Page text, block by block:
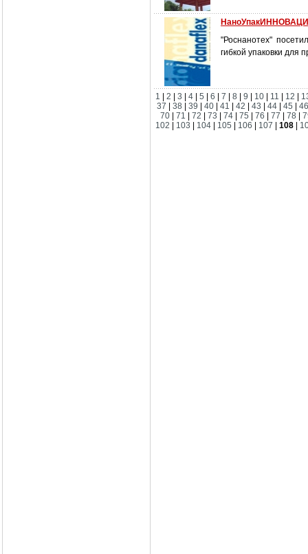
"Роснанотех"
гибкой упаковки для
1 2 3 4 5 6 7 8 9 10 11 12
37
|38 |39 |40 |41 |42 |43 |44 |45 |
70
71 72 73 74 75 76 77 78
102
103 104 105 106 107 |108